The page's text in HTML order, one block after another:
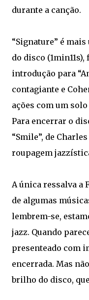
durante a canção.
“Signature” é
do disco
introdução para
contagiante e
ações com um
Para encerrar o
“Smile”, de
roupagem
A única ressalva a
de algumas
lembrem-se,
jazz. Quando
presenteado com
encerrada. Mas
brilho do disco,